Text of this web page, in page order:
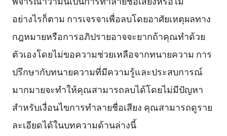
อย่างไรก็ตาม การเจรจาเพื่อลบโดยอาศัยเหตุผลทาง
กฎหมายหรือการอภิปรายอาจจะยากถ้าคุณทำด้วย
ตัวเองโดยไม่ขอความช่วยเหลือจากทนายความ การ
ปรึกษากับทนายความที่มีความรู้และประสบการณ์
มากมายจะทำให้คุณสามารถลบได้โดยไม่มีปัญหา
สำหรับเงื่อนไขการทำลายชื่อเสียง คุณสามารถดูราย
ละเอียดได้ในบทความด้านล่างนี้